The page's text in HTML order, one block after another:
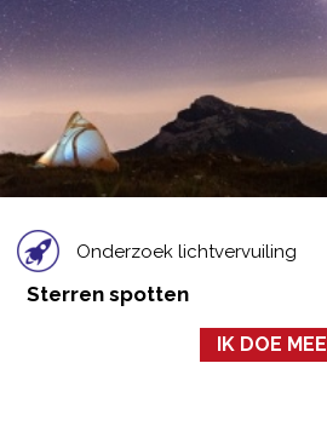
Onderzoek lichtvervuiling
Sterren spotten
IK DOE MEE